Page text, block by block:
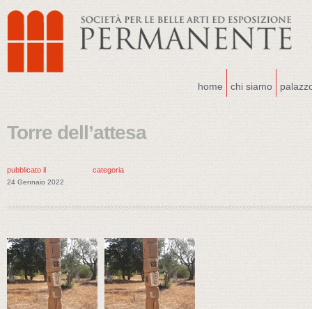
home chi siamo
Torre dell’attesa
pubblicato il
24 Gennaio 2022
categoria